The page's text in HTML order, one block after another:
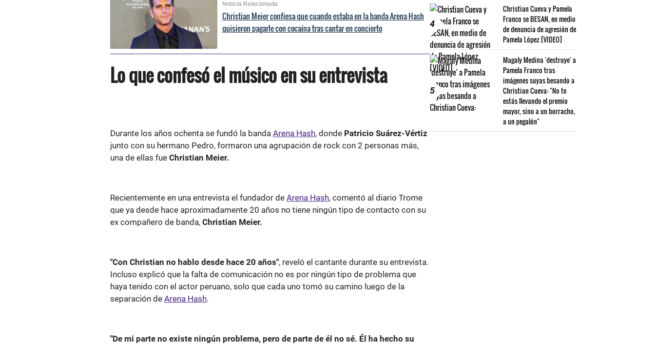
Noticia Relacionada
Christian Meier confiesa que cuando estaba en la banda Arena Hash
quisieron pagarle con cocaína tras cantar en concierto
Lo que confesó el músico en su entrevista
Durante los años ochenta se fundó la banda Arena Hash, donde Patricio Suárez-Vértiz
junto con su hermano Pedro, formaron una agrupación de rock con 2 personas más,
una de ellas fue Christian Meier.
Recientemente en una entrevista el fundador de Arena Hash, comentó al diario Trome
que ya desde hace aproximadamente 20 años no tiene ningún tipo de contacto con su
ex compañero de banda, Christian Meier.
"Con Christian no hablo desde hace 20 años", reveló el cantante durante su entrevista.
Incluso explicó que la falta de comunicación no es por ningún tipo de problema que
haya tenido con el actor peruano, solo que cada uno tomó su camino luego de la
separación de Arena Hash.
"De mi parte no existe ningún problema, pero de parte de él no sé. Él ha hecho su
4
Christian Cueva y Pamela
Franco se BESAN, en medio
de denuncia de agresión de
Pamela López [VIDEO]
5
Magaly Medina 'destruye' a
Pamela Franco tras
imágenes suyas besando a
Christian Cueva: "No te
estás llevando el premio
mayor, sino a un borracho,
a un pegalón"